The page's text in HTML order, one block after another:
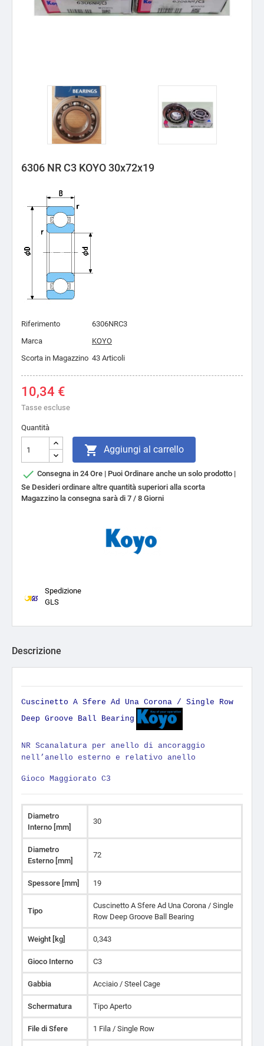
6306 NR C3 KOYO 30x72x19
Riferimento
6306NRC3
Marca
KOYO
Scorta in Magazzino 43 Articoli
10,34 €
Tasse escluse
Quantità
 Aggiungi al carrello
 Consegna in 24 Ore | Puoi Ordinare anche un solo prodotto |
Se Desideri ordinare altre quantità superiori alla scorta
Magazzino la consegna sarà di 7 / 8 Giorni
Spedizione
GLS
Descrizione
Cuscinetto A Sfere Ad Una Corona / Single Row
Deep Groove Ball Bearing
NR Scanalatura per anello di ancoraggio
nell’anello esterno e relativo anello
Gioco Maggiorato C3
Diametro
Interno [mm]
30
Diametro
Esterno [mm]
72
Spessore [mm] 19
Tipo
Cuscinetto A Sfere Ad Una Corona / Single
Row Deep Groove Ball Bearing
Weight [kg] 0,343
Gioco Interno C3
Gabbia Acciaio / Steel Cage
Schermatura Tipo Aperto
File di Sfere 1 Fila / Single Row